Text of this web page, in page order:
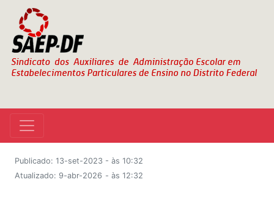
Publicado: 13-set-2023 - às 10:32
Atualizado: 9-abr-2026 - às 12:32